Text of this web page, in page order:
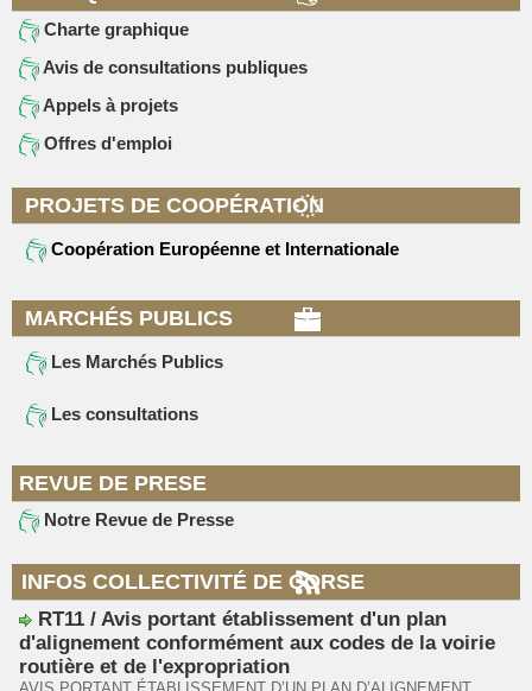
Charte graphique
Avis de consultations publiques
Appels à projets
Offres d'emploi
PROJETS DE COOPÉRATION
Coopération Européenne et Internationale
MARCHÉS PUBLICS
Les Marchés Publics
Les consultations
REVUE DE PRESE
Notre Revue de Presse
INFOS COLLECTIVITÉ DE CORSE
RT11 / Avis portant établissement d'un plan
d'alignement conformément aux codes de la voirie
routière et de l'expropriation